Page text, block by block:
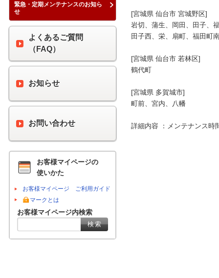
[宮城県 仙台市 宮城野区]
岩切、蒲生、岡田、田子、
田子西、栄、扇町、福田町
[宮城県 仙台市 若林区]
鶴代町
[宮城県 多賀城市]
町前、宮内、八幡
詳細内容 ：メンテナンス時
緊急・定期メンテナンスのお知ら
せ
よくあるご質問
（FAQ）
お知らせ
お問い合わせ
お客様マイページの
使いかた
お客様マイページ ご利用ガイド
マークとは
お客様マイページ内検索